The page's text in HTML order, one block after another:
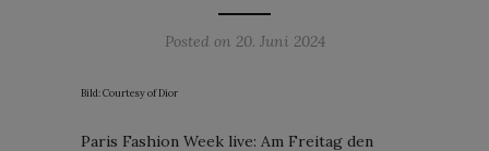
Posted on 20. Juni 2024
Bild: Courtesy of Dior
Paris Fashion Week live: Am Freitag den